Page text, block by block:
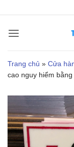
nội
Trang chủ » Cửa
cao nguy hiểm bằng